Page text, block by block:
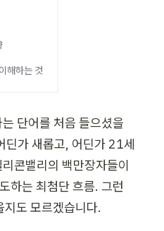
해하는 것
단어를 처음 들으셨을
딘가 새롭고, 어딘가 21세
콘밸리의 백만장자들이
하는 최첨단 흐름. 그런
도 모르겠습니다.